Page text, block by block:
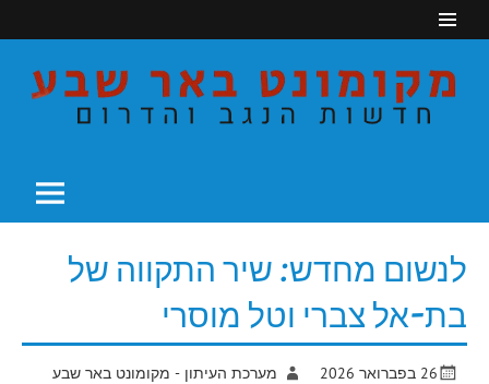
לנשום מחדש: שיר התקווה של
בת-אל צברי וטל מוסרי
26 בפברואר 2026
מערכת העיתון - מקומונט באר שבע